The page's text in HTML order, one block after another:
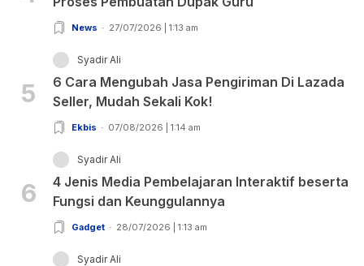
News 27/07/2026 | 1:13 am
5
Syadir Ali
6 Cara Mengubah Jasa Pengiriman Di Lazada
Seller, Mudah Sekali Kok!
Ekbis 07/08/2026 | 1:14 am
6
Syadir Ali
4 Jenis Media Pembelajaran Interaktif beserta
Fungsi dan Keunggulannya
Gadget 28/07/2026 | 1:13 am
Syadir Ali